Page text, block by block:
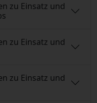
zu Einsatz und
zu Einsatz und
zu Einsatz und